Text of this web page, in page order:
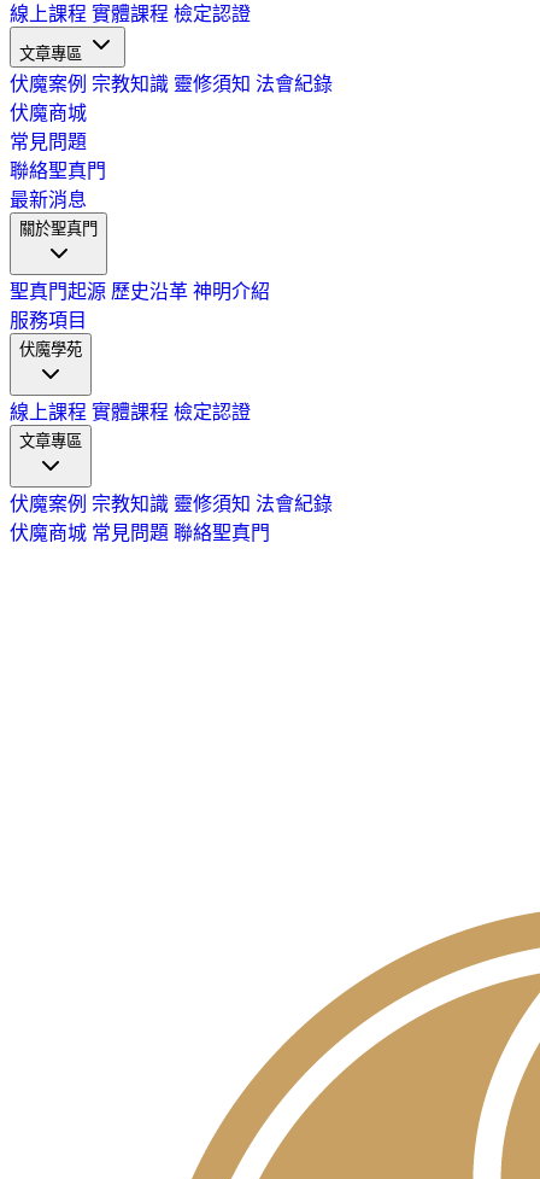
線上課程 實體課程 檢定認證
文章專區
伏魔案例 宗教知識 靈修須知 法會紀錄
伏魔商城
常見問題
聯絡聖真門
最新消息
關於聖真門
聖真門起源 歷史沿革 神明介紹
服務項目
伏魔學苑
線上課程 實體課程 檢定認證
文章專區
伏魔案例 宗教知識 靈修須知 法會紀錄
伏魔商城 常見問題 聯絡聖真門